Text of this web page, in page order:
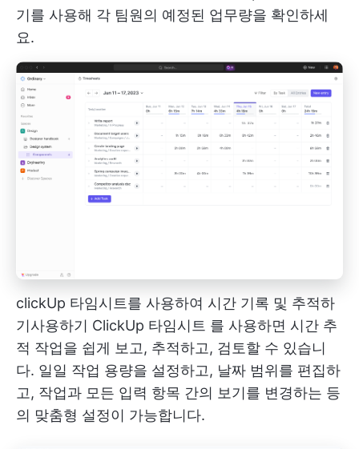
기를 사용해 각 팀원의 예정된 업무량을 확인하세
요.
clickUp 타임시트를 사용하여 시간 기록 및 추적하
기사용하기 ClickUp 타임시트 를 사용하면 시간 추
적 작업을 쉽게 보고, 추적하고, 검토할 수 있습니
다. 일일 작업 용량을 설정하고, 날짜 범위를 편집하
고, 작업과 모든 입력 항목 간의 보기를 변경하는 등
의 맞춤형 설정이 가능합니다.